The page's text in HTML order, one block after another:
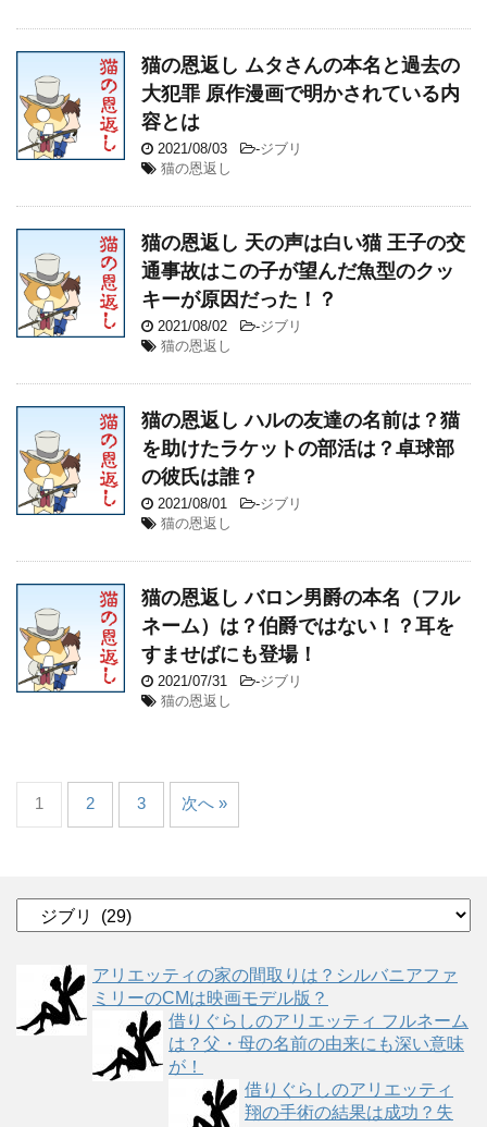
猫の恩返し ムタさんの本名と過去の
大犯罪 原作漫画で明かされている内
容とは
2021/08/03 -ジブリ
猫の恩返し
猫の恩返し 天の声は白い猫 王子の交
通事故はこの子が望んだ魚型のクッ
キーが原因だった！？
2021/08/02 -ジブリ
猫の恩返し
猫の恩返し ハルの友達の名前は？猫
を助けたラケットの部活は？卓球部
の彼氏は誰？
2021/08/01 -ジブリ
猫の恩返し
猫の恩返し バロン男爵の本名（フル
ネーム）は？伯爵ではない！？耳を
すませばにも登場！
2021/07/31 -ジブリ
猫の恩返し
1 2 3 次へ »
テ
アリエッティの家の間取りは？シルバニアファ
ミリーのCMは映画モデル版？
借りぐらしのアリエッティ フルネーム
は？父・母の名前の由来にも深い意味
が！
借りぐらしのアリエッティ
翔の手術の結果は成功？失